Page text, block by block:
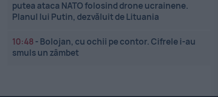
putea ataca NATO folosind drone ucrainene.
Planul lui Putin, dezvăluit de Lituania
10:48 - Bolojan, cu ochii pe contor. Cifrele i-au
smuls un zâmbet